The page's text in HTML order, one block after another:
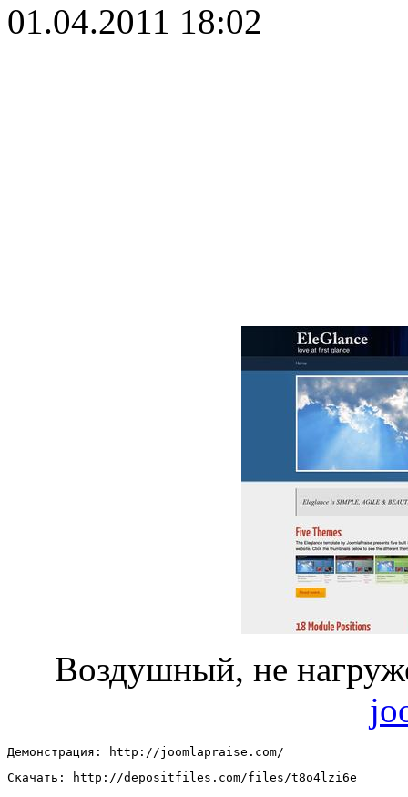
01.04.2011 18:02
Воздушный, не
Демонстрация: http://joomlapraise.com/
Скачать: http://depositfiles.com/files/t8o4lzi6e